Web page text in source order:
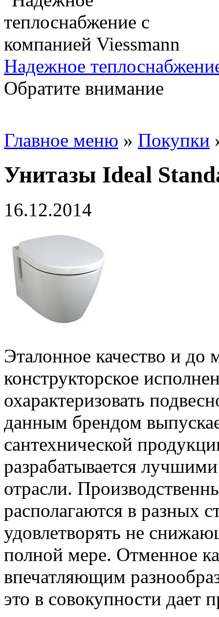
Надежное
Обратите внимание
Главное меню » Покупки
Унитазы Ideal
16.12.2014
Эталонное качество и до
конструкторское
охарактеризовать
данным брендом
сантехнической
разрабатывается
отрасли.
располагаются в разных
удовлетворять не
полной мере. Отменное
впечатляющим
это в совокупности дает